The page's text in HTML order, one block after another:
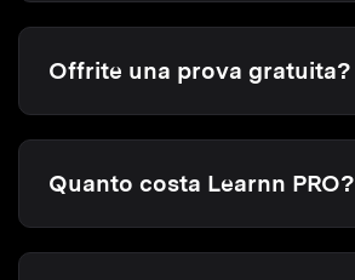
Offrite una prova gratuita?
Quanto costa Learnn PRO?